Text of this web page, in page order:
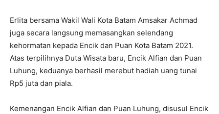
Erlita bersama Wakil Wali Kota Batam Amsakar Achmad
juga secara langsung memasangkan selendang
kehormatan kepada Encik dan Puan Kota Batam 2021.
Atas terpilihnya Duta Wisata baru, Encik Alfian dan Puan
Luhung, keduanya berhasil merebut hadiah uang tunai
Rp5 juta dan piala.
Kemenangan Encik Alfian dan Puan Luhung, disusul Encik